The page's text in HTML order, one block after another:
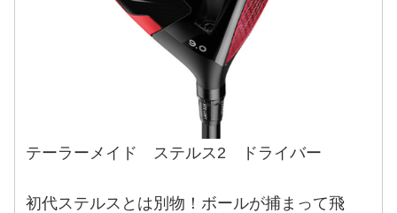
テーラーメイド ステルス2 ドライバー
初代ステルスとは別物！ボールが捕まって飛